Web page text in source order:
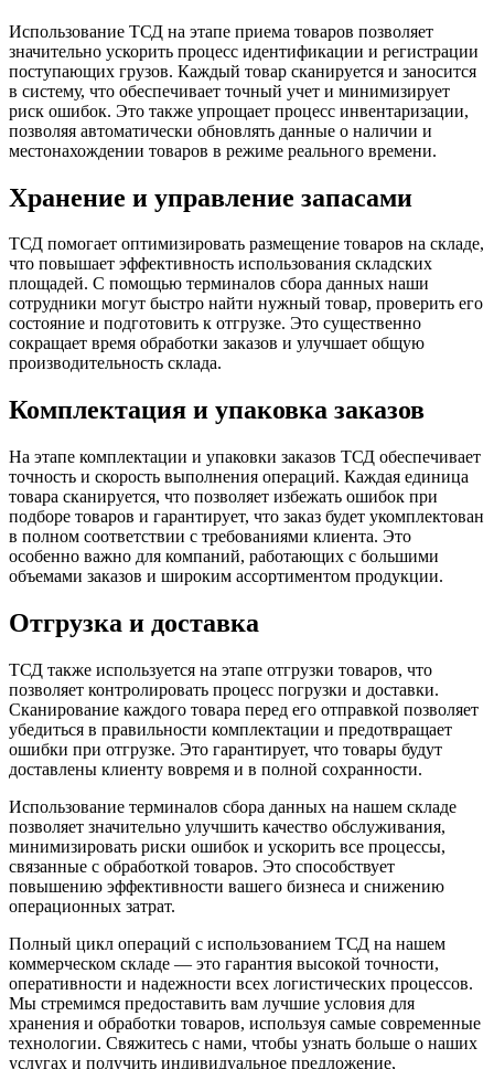
Использование ТСД на этапе приема товаров позволяет
значительно ускорить процесс идентификации и регистрации
поступающих грузов. Каждый товар сканируется и заносится
в систему, что обеспечивает точный учет и минимизирует
риск ошибок. Это также упрощает процесс инвентаризации,
позволяя автоматически обновлять данные о наличии и
местонахождении товаров в режиме реального времени.
Хранение и управление запасами
ТСД помогает оптимизировать размещение товаров на складе,
что повышает эффективность использования складских
площадей. С помощью терминалов сбора данных наши
сотрудники могут быстро найти нужный товар, проверить его
состояние и подготовить к отгрузке. Это существенно
сокращает время обработки заказов и улучшает общую
производительность склада.
Комплектация и упаковка заказов
На этапе комплектации и упаковки заказов ТСД обеспечивает
точность и скорость выполнения операций. Каждая единица
товара сканируется, что позволяет избежать ошибок при
подборе товаров и гарантирует, что заказ будет укомплектован
в полном соответствии с требованиями клиента. Это
особенно важно для компаний, работающих с большими
объемами заказов и широким ассортиментом продукции.
Отгрузка и доставка
ТСД также используется на этапе отгрузки товаров, что
позволяет контролировать процесс погрузки и доставки.
Сканирование каждого товара перед его отправкой позволяет
убедиться в правильности комплектации и предотвращает
ошибки при отгрузке. Это гарантирует, что товары будут
доставлены клиенту вовремя и в полной сохранности.
Использование терминалов сбора данных на нашем складе
позволяет значительно улучшить качество обслуживания,
минимизировать риски ошибок и ускорить все процессы,
связанные с обработкой товаров. Это способствует
повышению эффективности вашего бизнеса и снижению
операционных затрат.
Полный цикл операций с использованием ТСД на нашем
коммерческом складе — это гарантия высокой точности,
оперативности и надежности всех логистических процессов.
Мы стремимся предоставить вам лучшие условия для
хранения и обработки товаров, используя самые современные
технологии. Свяжитесь с нами, чтобы узнать больше о наших
услугах и получить индивидуальное предложение,